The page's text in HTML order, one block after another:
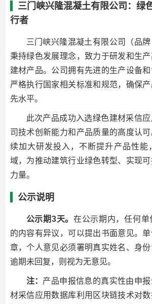
三门峡兴隆混凝土有限公司：绿
行者
三门峡兴隆混凝土有限公司（品
秉持绿色发展理念，致力于研发和生
建材产品。公司拥有先进的生产设备和
严格执行国家相关标准和规范，确保
先水平。
此次产品成功入选绿色建材采信
司技术创新能力和产品质量的高度认
续加大研发投入，不断提升产品性能
域，为推动建筑行业绿色转型、实现
力量。
公示说明
公示期3天。 在公示期内，任何
的内容有异议，可以提出书面意见。
章，个人意见必须署明真实姓名、身份
逾期未回复，则视为无意见。
注： 产品申报信息的真实性由申
材采信应用数据库利用区块链技术对数